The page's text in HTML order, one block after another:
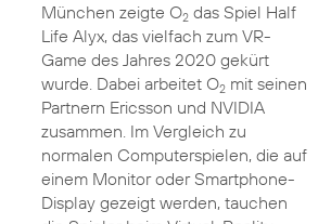
München zeigte O2das Spiel Half
Life Alyx, das vielfach zum VR-
Game des Jahres 2020 gekürt
wurde. Dabei arbeitet O2mit seinen
Partnern Ericsson und NVIDIA
zusammen. Im Vergleich zu
normalen Computerspielen, die auf
einem Monitor oder Smartphone-
Display gezeigt werden, tauchen